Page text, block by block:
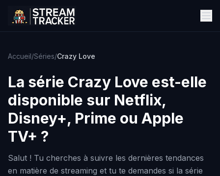
Accueil/Séries/Crazy Love
La série Crazy Love est-elle
disponible sur Netflix,
Disney+, Prime ou Apple
TV+ ?
Salut ! Tu cherches à suivre les dernières tendances
en matière de streaming et tu te demandes si la série